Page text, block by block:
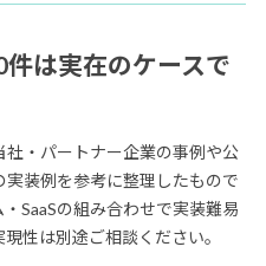
は実在のケースで
・パートナー企業の事例や公
装例を参考に整理したもので
SaaSの組み合わせで実装難易
性は別途ご相談ください。